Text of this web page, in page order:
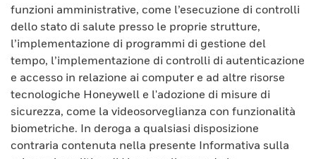
funzioni amministrative, come l’esecuzione di controlli
dello stato di salute presso le proprie strutture,
l’implementazione di programmi di gestione del
tempo, l’implementazione di controlli di autenticazione
e accesso in relazione ai computer e ad altre risorse
tecnologiche Honeywell e l'adozione di misure di
sicurezza, come la videosorveglianza con funzionalità
biometriche. In deroga a qualsiasi disposizione
contraria contenuta nella presente Informativa sulla